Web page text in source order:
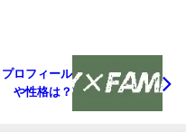
ロフィール
や性格は？